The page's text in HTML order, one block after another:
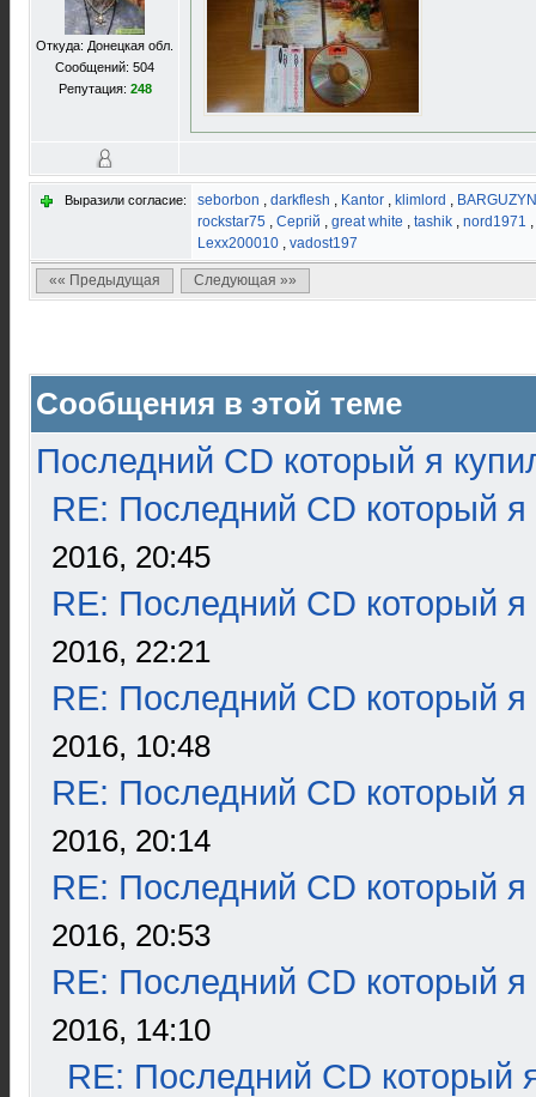
Откуда: Донецкая обл.
Сообщений: 504
Репутация: 248
Выразили согласие: seborbon , darkflesh , Kantor , klimlord , BARGUZYN
rockstar75 , Сергій , great white , tashik , nord1971 ,
Lexx200010 , vadost197
«« Предыдущая Следующая »»
Сообщения в этой теме
Последний CD который я
RE: Последний CD который я
2016, 20:45
RE: Последний CD который я
2016, 22:21
RE: Последний CD который я
2016, 10:48
RE: Последний CD который я
2016, 20:14
RE: Последний CD который я
2016, 20:53
RE: Последний CD который я
2016, 14:10
RE: Последний CD который